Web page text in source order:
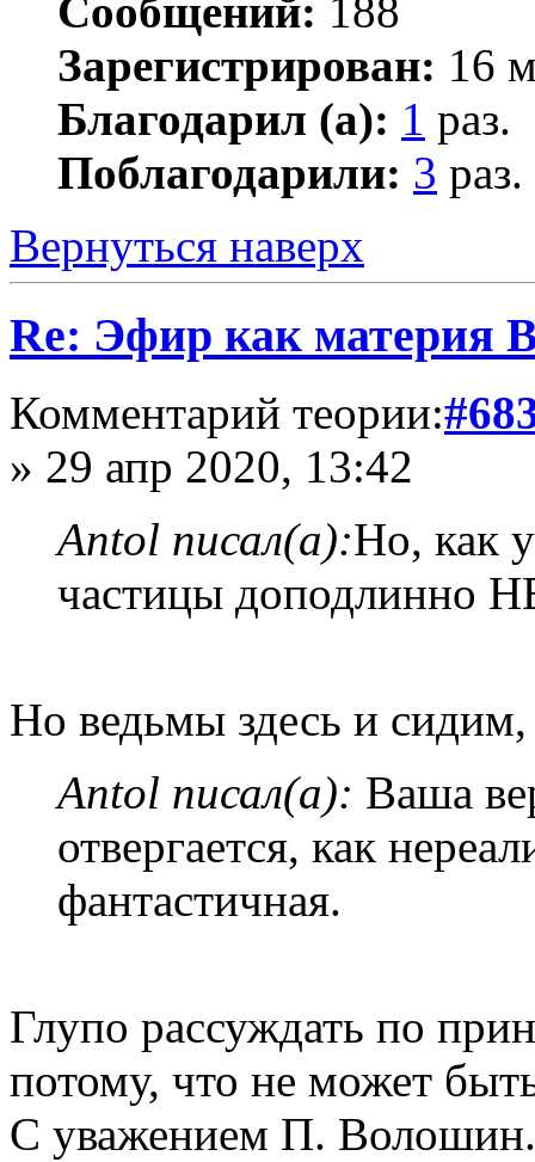
Сообщений: 188
Зарегистрирован: 16
Благодарил (а): 1 раз.
Поблагодарили: 3 раз.
Вернуться наверх
Re: Эфир как материя
Комментарий теории:
» 29 апр 2020, 13:42
Antol писал(а):Но, как
частицы доподлинно
Но ведьмы здесь и
Antol писал(а): Ваша
отвергается, как
фантастичная.
Глупо рассуждать по
потому, что не может
С уважением П. Волошин.